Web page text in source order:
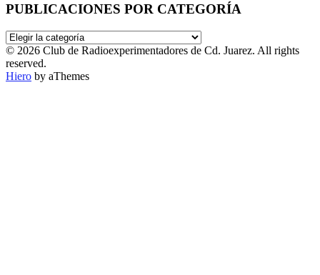
PUBLICACIONES POR CATEGORÍA
PUBLICACIONES
POR
CATEGORÍA
© 2026 Club de Radioexperimentadores de Cd. Juarez. All rights
reserved.
Hiero by aThemes